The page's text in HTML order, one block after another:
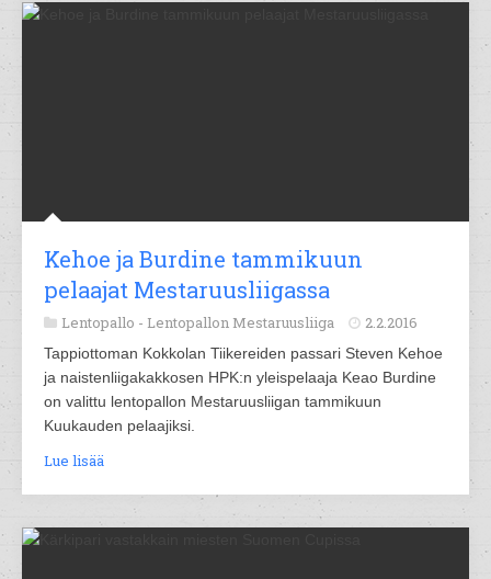
Kehoe ja Burdine tammikuun
pelaajat Mestaruusliigassa
Lentopallo - Lentopallon Mestaruusliiga 2.2.2016
Tappiottoman Kokkolan Tiikereiden passari Steven Kehoe
ja naistenliigakakkosen HPK:n yleispelaaja Keao Burdine
on valittu lentopallon Mestaruusliigan tammikuun
Kuukauden pelaajiksi.
Lue lisää